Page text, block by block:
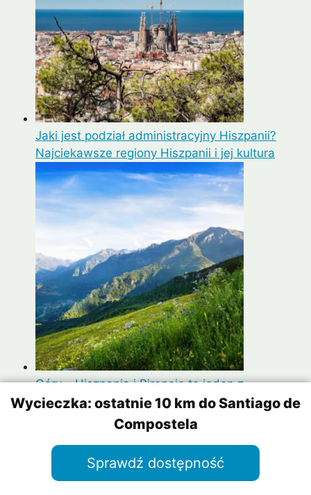
Jaki jest podział administracyjny Hiszpanii?
Najciekawsze regiony Hiszpanii i jej kultura
Góry – Hiszpania i Pireneje to jeden z
najciekawszych rejonów pod tym względem
Wycieczka: ostatnie 10 km do Santiago de
Compostela
Sprawdź dostępność